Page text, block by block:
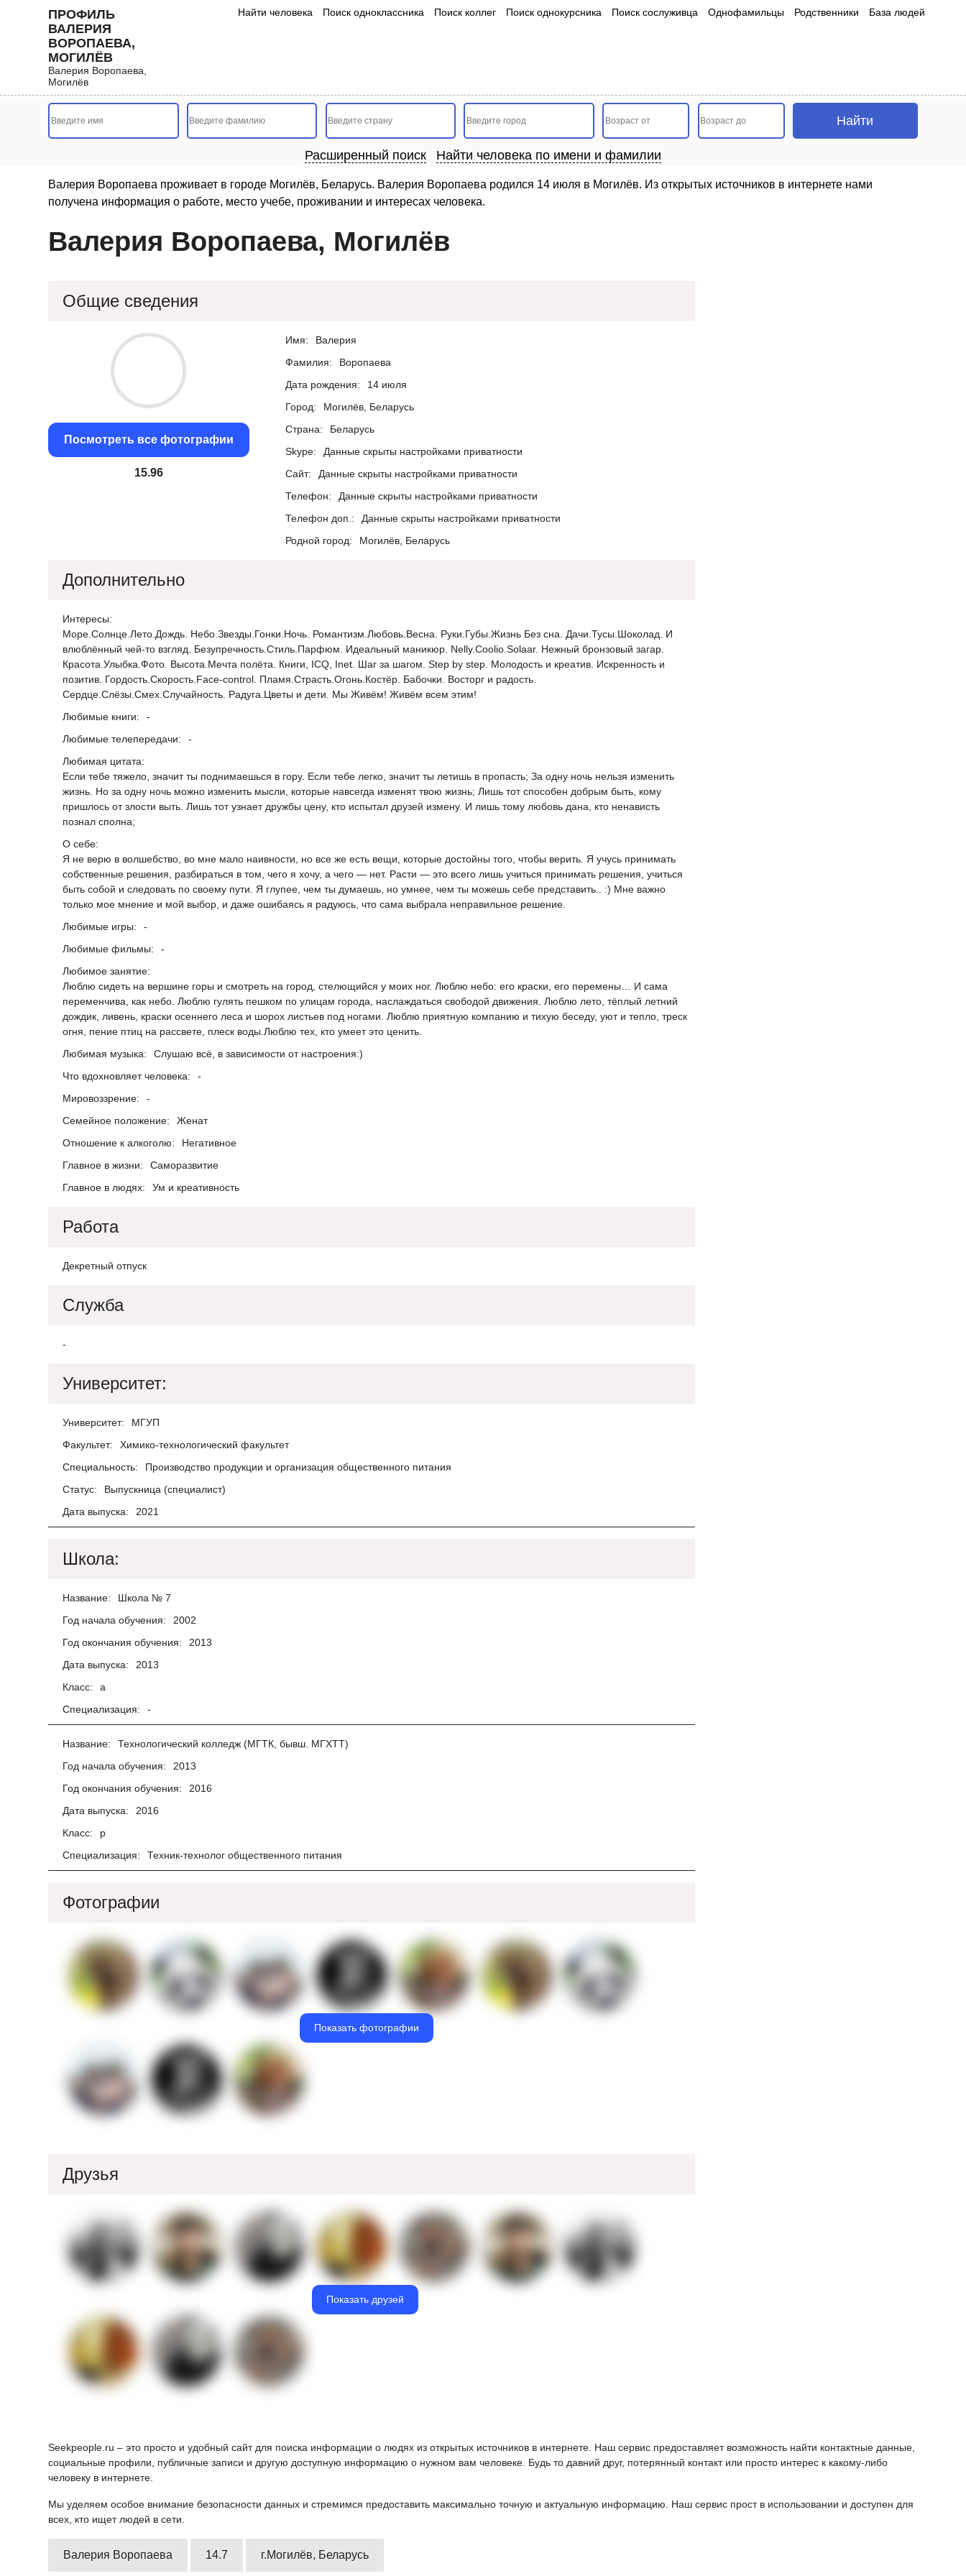
ПРОФИЛЬ
ВАЛЕРИЯ
ВОРОПАЕВА,
МОГИЛЁВ
Валерия Воропаева,
Могилёв
Найти человека Поиск одноклассника Поиск коллег Поиск однокурсника Поиск сослуживца Однофамильцы Родственники База людей
Расширенный поиск Найти человека по имени и фамилии
Валерия Воропаева проживает в городе Могилёв, Беларусь. Валерия Воропаева родился 14 июля в Могилёв. Из открытых источников в интернете нами
получена информация о работе, место учебе, проживании и интересах человека.
Валерия Воропаева, Могилёв
Общие сведения
Посмотреть все фотографии
15.1
Имя:
Валерия
Фамилия:
Воропаева
Дата рождения:
14 июля
Город:
Могилёв, Беларусь
Страна:
Беларусь
Skype:
Данные скрыты настройками приватности
Сайт:
Данные скрыты настройками приватности
Телефон:
Данные скрыты настройками приватности
Телефон доп.:
Данные скрыты настройками приватности
Родной город:
Могилёв, Беларусь
Дополнительно
Интересы:
Море.Солнце.Лето.Дождь. Небо.Звезды.Гонки.Ночь. Романтизм.Любовь.Весна. Руки.Губы.Жизнь Без сна. Дачи.Тусы.Шоколад. И
влюблённый чей-то взгляд. Безупречность.Стиль.Парфюм. Идеальный маникюр. Nelly.Coolio.Solaar. Нежный бронзовый загар.
Красота.Улыбка.Фото. Высота.Мечта полёта. Книги, ICQ, Inet. Шаг за шагом. Step by step. Молодость и креатив. Искренность и
позитив. Гордость.Скорость.Face-control. Пламя.Страсть.Огонь.Костёр. Бабочки. Восторг и радость.
Сердце.Слёзы.Смех.Случайность. Радуга.Цветы и дети. Мы Живём! Живём всем этим!
Любимые книги:
-
Любимые телепередачи:
-
Любимая цитата:
Если тебе тяжело, значит ты поднимаешься в гору. Если тебе легко, значит ты летишь в пропасть; За одну ночь нельзя изменить
жизнь. Но за одну ночь можно изменить мысли, которые навсегда изменят твою жизнь; Лишь тот способен добрым быть, кому
пришлось от злости выть. Лишь тот узнает дружбы цену, кто испытал друзей измену. И лишь тому любовь дана, кто ненависть
познал сполна;
О себе:
Я не верю в волшебство, во мне мало наивности, но все же есть вещи, которые достойны того, чтобы верить. Я учусь принимать
собственные решения, разбираться в том, чего я хочу, а чего — нет. Расти — это всего лишь учиться принимать решения, учиться
быть собой и следовать по своему пути. Я глупее, чем ты думаешь, но умнее, чем ты можешь себе представить.. :) Мне важно
только мое мнение и мой выбор, и даже ошибаясь я радуюсь, что сама выбрала неправильное решение.
Любимые игры:
-
Любимые фильмы:
-
Любимое занятие:
Люблю сидеть на вершине горы и смотреть на город, стелющийся у моих ног. Люблю небо: его краски, его перемены… И сама
переменчива, как небо. Люблю гулять пешком по улицам города, наслаждаться свободой движения. Люблю лето, тёплый летний
дождик, ливень, краски осеннего леса и шорох листьев под ногами. Люблю приятную компанию и тихую беседу, уют и тепло, треск
огня, пение птиц на рассвете, плеск воды.Люблю тех, кто умеет это ценить.
Любимая музыка:
Слушаю всё, в зависимости от настроения:)
Что вдохновляет человека:
-
Мировоззрение:
-
Семейное положение:
Женат
Отношение к алкоголю:
Негативное
Главное в жизни:
Саморазвитие
Главное в людях:
Ум и креативность
Работа
Декретный отпуск
Служба
-
Университет:
Университет:
МГУП
Факультет:
Химико-технологический факультет
Специальность:
Производство продукции и организация общественного питания
Статус:
Выпускница (специалист)
Дата выпуска:
2021
Школа:
Название:
Школа № 7
Год начала обучения:
2002
Год окончания обучения:
2013
Дата выпуска:
2013
Класс:
а
Специализация:
-
Название:
Технологический колледж (МГТК, бывш. МГХТТ)
Год начала обучения:
2013
Год окончания обучения:
2016
Дата выпуска:
2016
Класс:
р
Специализация:
Техник-технолог общественного питания
Фотографии
Показать фотографии
Друзья
Показать друзей
Seekpeople.ru – это просто и удобный сайт для поиска информации о людях из открытых источников в интернете. Наш сервис предоставляет возможность найти контактные данные,
социальные профили, публичные записи и другую доступную информацию о нужном вам человеке. Будь то давний друг, потерянный контакт или просто интерес к какому-либо
человеку в интернете.
Мы уделяем особое внимание безопасности данных и стремимся предоставить максимально точную и актуальную информацию. Наш сервис прост в использовании и доступен для
всех, кто ищет людей в сети.
Валерия Воропаева 14.7 г.Могилёв, Беларусь